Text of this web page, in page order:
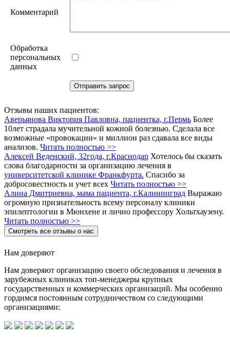
Комментарий
Обработка
персональных
данных
Отзывы наших пациентов:
Аверьянова Виктория Павловна, пациентка, г.Пермь Более
10лет страдала мучительной кожной болезнью. Сделала все
возможные «провокации» и миллион раз сдавала все виды
анализов. Читать полностью >>
Алексей Веденский, 32года, г.Краснодар Хотелось бы сказать
слова благодарности за организацию лечения в
университетской клинике Франкфурта. Спасибо за
добросовестность и учет всех Читать полностью >>
Алина Дмитриевна, мама пациента, г.Калининград Выражаю
огромную признательность всему персоналу клиники
эпилептологии в Мюнхене и лично профессору Хольтхаузену.
Читать полностью >>
Смотреть все отзывы о нас
Нам доверяют
Нам доверяют организацию своего обследования и лечения в
зарубежных клиниках топ-менеджеры крупных
государственных и коммерческих организаций. Мы особенно
гордимся постоянным сотрудничеством со следующими
организациями: